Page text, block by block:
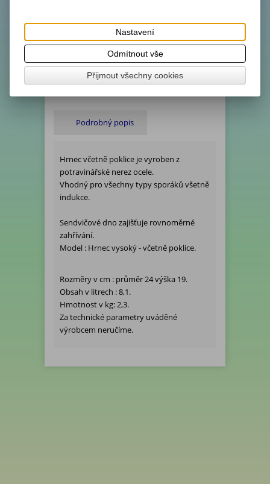
***1000214*doprodej
Ihned expedujeme - Termín dodání (dny):
Hmotnost:2,3 kg
Podrobný popis
Hrnec včetně poklice je vyroben z
potravinářské nerez ocele.
Vhodný pro všechny typy sporáků všetně
indukce.
Sendvičové dno zajišťuje rovnoměrné
zahřívání.
Model : Hrnec vysoký - včetně poklice.
Rozměry v cm : průměr 24 výška 19.
Obsah v litrech : 8,1.
Hmotnost v kg: 2,3.
Za technické parametry uváděné
výrobcem neručíme.
Nastavení
Odmítnout vše
Přijmout všechny cookies